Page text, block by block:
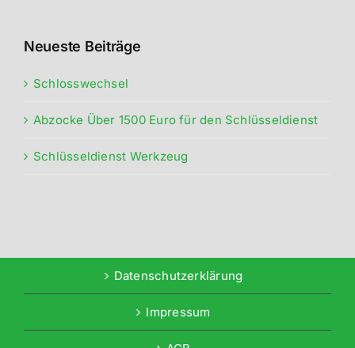
Neueste Beiträge
Schlosswechsel
Abzocke Über 1500 Euro für den Schlüsseldienst
Schlüsseldienst Werkzeug
Datenschutzerklärung
Impressum